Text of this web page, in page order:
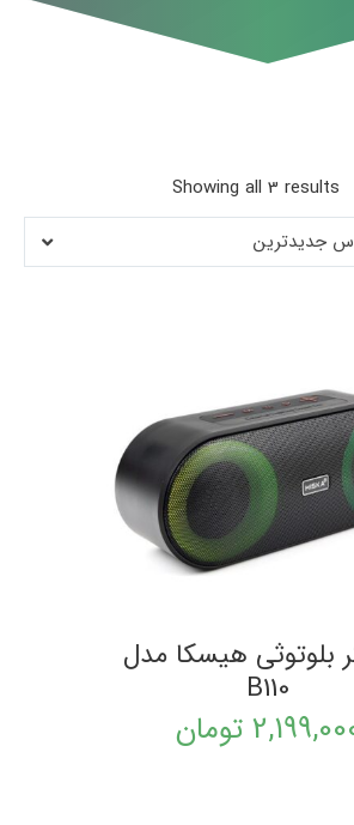
Showing all 3 results
Sorted
by
جدیدترین
بلوتوثی هیسکا مدل
B110
تومان